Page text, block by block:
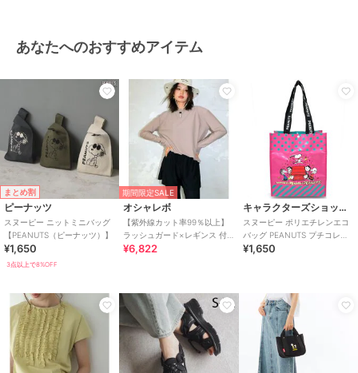
あなたへのおすすめアイテム
まとめ割
ピーナッツ
スヌーピー ニットミニバッグ
【PEANUTS（ピーナッツ）】
¥1,650
3点以上で8%OFF
期間限定SALE
オシャレボ
【紫外線カット率99％以上】
ラッシュガード×レギンス 付
き タンキニ
¥6,822
キャラクターズショップ ラフラフ
スヌーピー ポリエチレンエコ
バッグ PEANUTS プチコレク
ション 75周年
¥1,650